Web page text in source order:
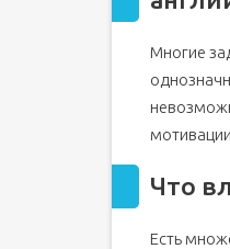
Какое
Как
Уровни
Метод
Сколько
Многие
Что
Есть